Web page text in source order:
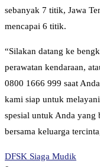
sebanyak 7 titik, Jawa
mencapai 6 titik.
“Silakan datang ke
perawatan kendaraan,
0800 1666 999 saat
kami siap untuk
spesial untuk Anda
bersama keluarga
DFSK Siaga Mudik